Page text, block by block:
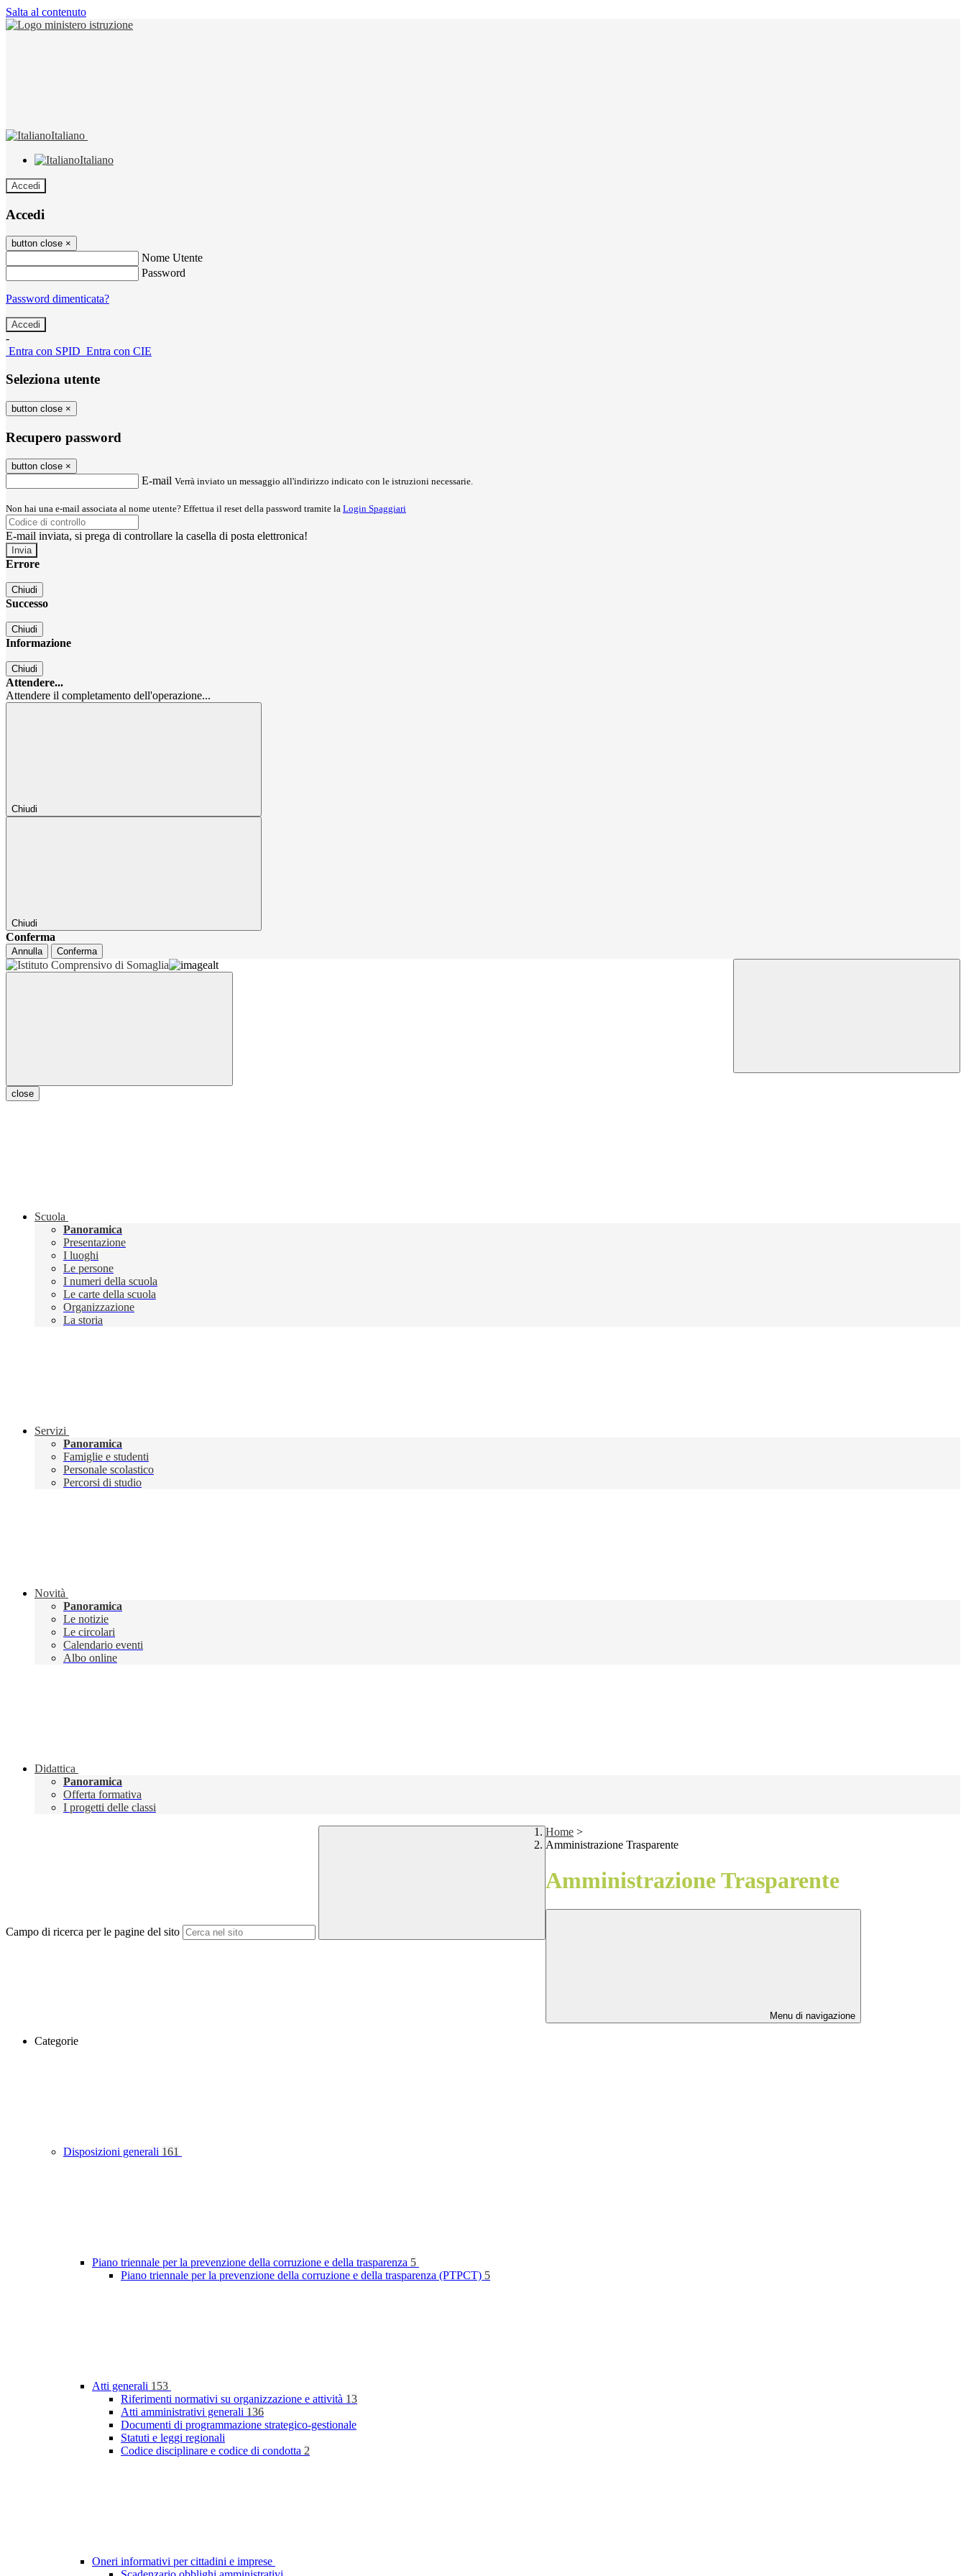
Salta al contenuto
Italiano
Italiano
Accedi
Accedi
button close ×
Nome Utente
Password
Password dimenticata?
-
Entra con SPID Entra con CIE
Seleziona utente
button close ×
Recupero password
button close ×
E-mail Verrà inviato un messaggio all'indirizzo indicato con le istruzioni necessarie.
Non hai una e-mail associata al nome utente? Effettua il reset della password tramite la Login Spaggiari
E-mail inviata, si prega di controllare la casella di posta elettronica!
Errore
Chiudi
Successo
Chiudi
Informazione
Chiudi
Attendere...
Attendere il completamento dell'operazione...
Chiudi
Chiudi
Conferma
Annulla Conferma
close
Scuola
Panoramica
Presentazione
I luoghi
Le persone
I numeri della scuola
Le carte della scuola
Organizzazione
La storia
Servizi
Panoramica
Famiglie e studenti
Personale scolastico
Percorsi di studio
Novità
Panoramica
Le notizie
Le circolari
Calendario eventi
Albo online
Didattica
Panoramica
Offerta formativa
I progetti delle classi
Campo di ricerca per le pagine del sito
Home >
Amministrazione Trasparente
Amministrazione Trasparente
Menu di navigazione
Categorie
Disposizioni generali 161
Piano triennale per la prevenzione della corruzione e della trasparenza 5
Piano triennale per la prevenzione della corruzione e della trasparenza (PTPCT) 5
Atti generali 153
Riferimenti normativi su organizzazione e attività 13
Atti amministrativi generali 136
Documenti di programmazione strategico-gestionale
Statuti e leggi regionali
Codice disciplinare e codice di condotta 2
Oneri informativi per cittadini e imprese